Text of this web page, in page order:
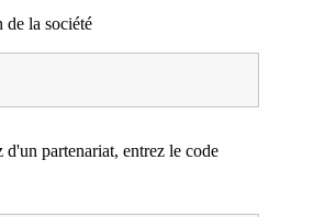
de la société
d'un partenariat, entrez le code